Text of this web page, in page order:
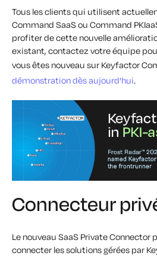
Tous les clients qui utilisent
Command SaaS ou Command
profiter de cette nouvelle
existant, contactez votre équipe
vous êtes nouveau sur Keyfactor
démonstration dès aujourd'hui.
Connecteur
Le nouveau SaaS Private
connecter les solutions gérées par